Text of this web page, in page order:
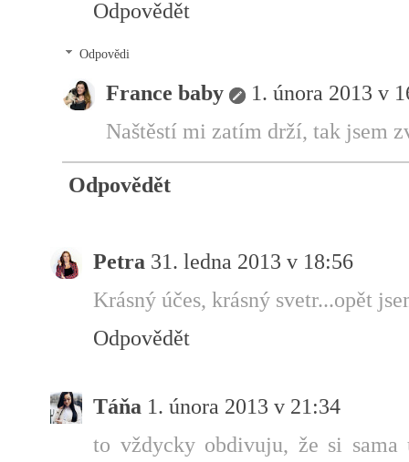
Odpovědět
Odpovědi
France baby
1. února 2013 v
Naštěstí mi zatím drží, tak jsem
Odpovědět
Petra 31. ledna 2013 v 18:56
Krásný účes, krásný svetr...opět
Odpovědět
Táňa 1. února 2013 v 21:34
to vždycky obdivuju, že si sama